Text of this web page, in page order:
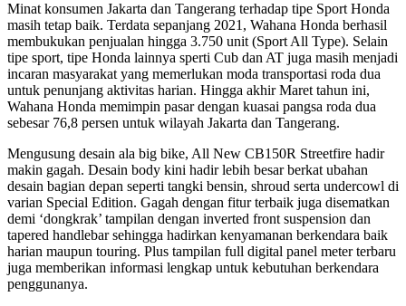
Minat konsumen Jakarta dan Tangerang terhadap tipe Sport Honda
masih tetap baik. Terdata sepanjang 2021, Wahana Honda berhasil
membukukan penjualan hingga 3.750 unit (Sport All Type). Selain
tipe sport, tipe Honda lainnya sperti Cub dan AT juga masih menjadi
incaran masyarakat yang memerlukan moda transportasi roda dua
untuk penunjang aktivitas harian. Hingga akhir Maret tahun ini,
Wahana Honda memimpin pasar dengan kuasai pangsa roda dua
sebesar 76,8 persen untuk wilayah Jakarta dan Tangerang.
Mengusung desain ala big bike, All New CB150R Streetfire hadir
makin gagah. Desain body kini hadir lebih besar berkat ubahan
desain bagian depan seperti tangki bensin, shroud serta undercowl di
varian Special Edition. Gagah dengan fitur terbaik juga disematkan
demi ‘dongkrak’ tampilan dengan inverted front suspension dan
tapered handlebar sehingga hadirkan kenyamanan berkendara baik
harian maupun touring. Plus tampilan full digital panel meter terbaru
juga memberikan informasi lengkap untuk kebutuhan berkendara
penggunanya.